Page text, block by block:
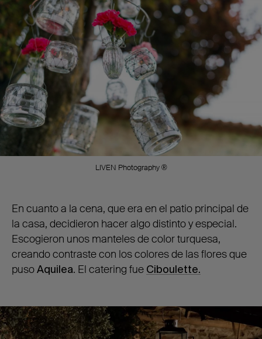
LIVEN Photography ®
En cuanto a la cena, que era en el patio principal de
la casa, decidieron hacer algo distinto y especial.
Escogieron unos manteles de color turquesa,
creando contraste con los colores de las flores que
pusoAquilea. El catering fue Ciboulette.